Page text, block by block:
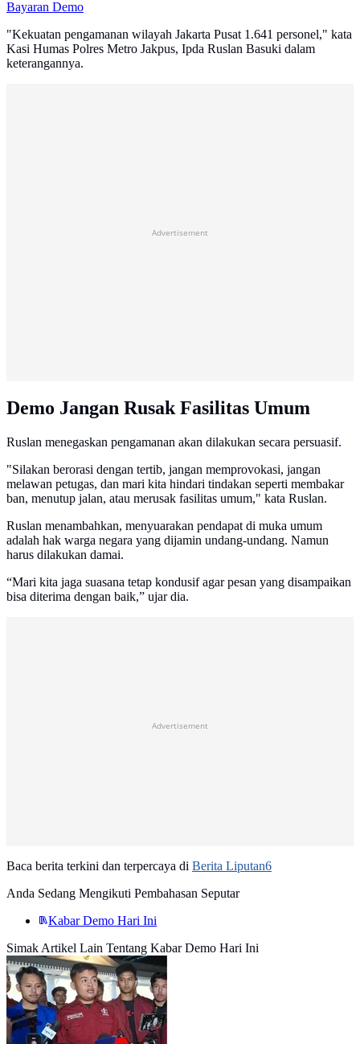
Bayaran Demo
"Kekuatan pengamanan wilayah Jakarta Pusat 1.641 personel," kata
Kasi Humas Polres Metro Jakpus, Ipda Ruslan Basuki dalam
keterangannya.
Advertisement
Demo Jangan Rusak Fasilitas Umum
Ruslan menegaskan pengamanan akan dilakukan secara persuasif.
"Silakan berorasi dengan tertib, jangan memprovokasi, jangan
melawan petugas, dan mari kita hindari tindakan seperti membakar
ban, menutup jalan, atau merusak fasilitas umum," kata Ruslan.
Ruslan menambahkan, menyuarakan pendapat di muka umum
adalah hak warga negara yang dijamin undang-undang. Namun
harus dilakukan damai.
“Mari kita jaga suasana tetap kondusif agar pesan yang disampaikan
bisa diterima dengan baik,” ujar dia.
Advertisement
Baca berita terkini dan terpercaya di Berita Liputan6
Anda Sedang Mengikuti Pembahasan Seputar
Kabar Demo Hari Ini
Simak Artikel Lain Tentang Kabar Demo Hari Ini